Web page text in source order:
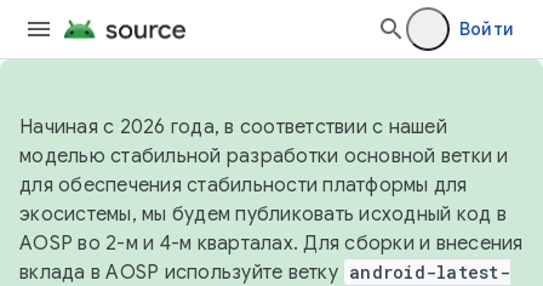
Войти
Начиная с 2026 года, в соответствии с нашей
моделью стабильной разработки основной ветки и
для обеспечения стабильности платформы для
экосистемы, мы будем публиковать исходный код в
AOSP во 2-м и 4-м кварталах. Для сборки и внесения
вклада в AOSP используйте ветку android-latest-